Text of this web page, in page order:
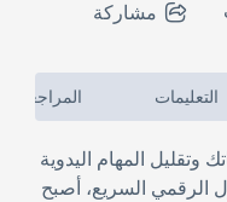
التعليمات المراجعات
المهام اليدوية
الرقمي السريع، أصبح
مشاركة